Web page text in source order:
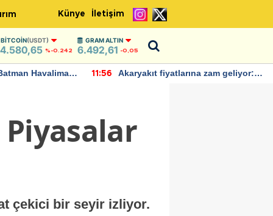
Künye İletişim
BITCOIN(USDT)
%-0.242
GRAM ALTIN
6.492,61 -0,05
Havalimanı
11:56
Akaryakıt fiyatlarına zam geliyor:
çekici bir seyir izliyor.